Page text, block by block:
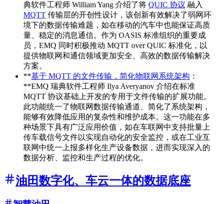
典软件工程师 William Yang 介绍了将 QUIC 协议 融入
MQTT 传输层的开创性设计，该创新有效解决了弱网环
境下的数据传输难题，如在移动的汽车中也能保证高质
量、稳定的消息通信。作为 OASIS 标准组织的重要成
员，EMQ 同时积极推动 MQTT over QUIC 标准化，以
提供物联网和通信领域更加安全、高效的数据传输解决
方案。
**基于 MQTT 的文件传输，简化物联网系统架构 ：
**EMQ 瑞典软件工程师 Ilya Averyanov 介绍在标准
MQTT 协议基础上开发的专用于文件传输的扩展功能。
此功能统一了物联网数据传输通道、简化了系统架构，
能够有效降低应用的复杂性和维护成本。这一功能在多
种场景下具有广泛应用价值，如在车联网中支持批量上
传车载信号文件以实现自动化的安全监控，或在工业互
联网中统一上报多样化生产设备数据，进而实现深入的
数据分析、监控和生产过程的优化。
油田数字化、车云一体的数据底座